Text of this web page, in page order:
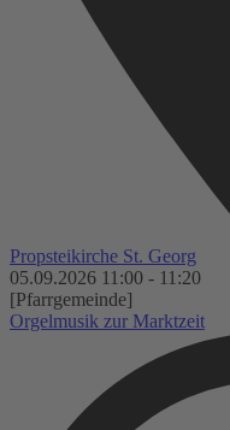
Propsteikirche St. Georg
05.09.2026 11:00 - 11:20
[Pfarrgemeinde]
Orgelmusik zur Marktzeit